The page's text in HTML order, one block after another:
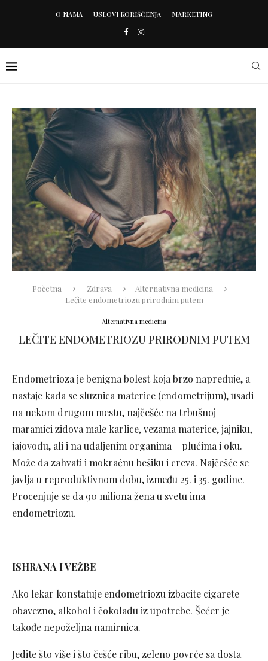
O NAMA USLOVI KORIŠĆENJA MARKETING
Početna Zdrava
Alternativna medicina
Lečite endometriozu prirodnim putem
Alternativna medicina
LEČITE ENDOMETRIOZU PRIRODNIM PUTEM
Endometrioza je benigna bolest koja brzo napreduje, a
nastaje kada se sluznica materice (endometrijum), usadi
na nekom drugom mestu, najčešće na trbušnoj
maramici zidova male karlice, vezama materice, jajniku,
jajovodu, ali i na udaljenim organima – plućima i oku.
Može da zahvati i mokraćnu bešiku i creva. Najčešće se
javlja u reproduktivnom dobu, između 25. i 35. godine.
Procenjuje se da 90 miliona žena u svetu ima
endometriozu.
ISHRANA I VEŽBE
Ako lekar konstatuje endometriozu izbacite cigarete
obavezno, alkohol i čokoladu iz upotrebe. Šećer je
takođe nepoželjna namirnica.
Jedite što više i što češće ribu, zeleno povrće sa dosta